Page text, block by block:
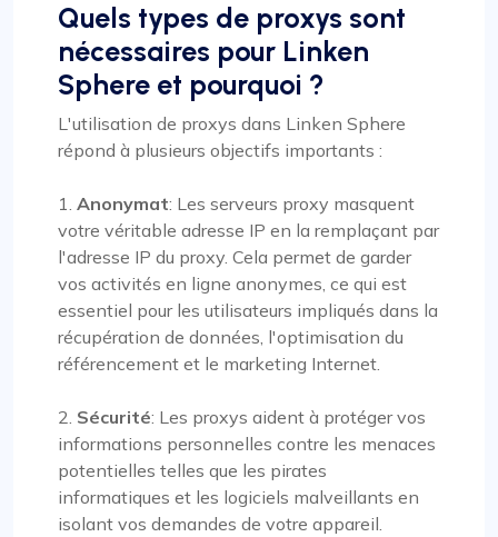
Quels types de proxys sont
nécessaires pour Linken
Sphere et pourquoi ?
L'utilisation de proxys dans Linken Sphere
répond à plusieurs objectifs importants :
1. Anonymat: Les serveurs proxy masquent
votre véritable adresse IP en la remplaçant par
l'adresse IP du proxy. Cela permet de garder
vos activités en ligne anonymes, ce qui est
essentiel pour les utilisateurs impliqués dans la
récupération de données, l'optimisation du
référencement et le marketing Internet.
2. Sécurité: Les proxys aident à protéger vos
informations personnelles contre les menaces
potentielles telles que les pirates
informatiques et les logiciels malveillants en
isolant vos demandes de votre appareil.